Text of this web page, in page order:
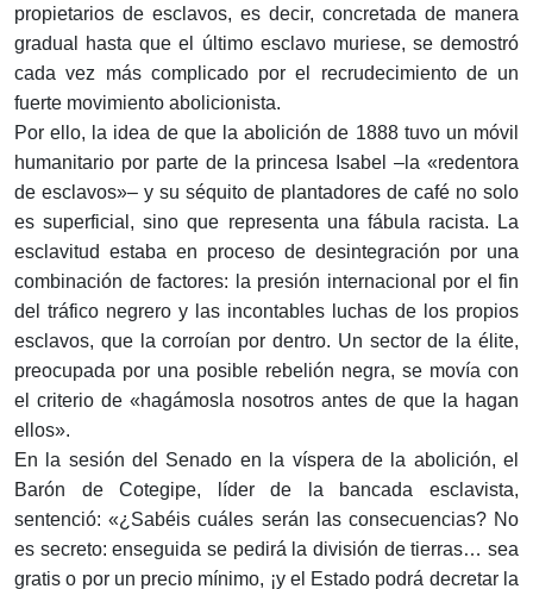
propietarios de esclavos, es decir, concretada de manera
gradual hasta que el último esclavo muriese, se demostró
cada vez más complicado por el recrudecimiento de un
fuerte movimiento abolicionista.
Por ello, la idea de que la abolición de 1888 tuvo un móvil
humanitario por parte de la princesa Isabel –la «redentora
de esclavos»– y su séquito de plantadores de café no solo
es superficial, sino que representa una fábula racista. La
esclavitud estaba en proceso de desintegración por una
combinación de factores: la presión internacional por el fin
del tráfico negrero y las incontables luchas de los propios
esclavos, que la corroían por dentro. Un sector de la élite,
preocupada por una posible rebelión negra, se movía con
el criterio de «hagámosla nosotros antes de que la hagan
ellos».
En la sesión del Senado en la víspera de la abolición, el
Barón de Cotegipe, líder de la bancada esclavista,
sentenció: «¿Sabéis cuáles serán las consecuencias? No
es secreto: enseguida se pedirá la división de tierras… sea
gratis o por un precio mínimo, ¡y el Estado podrá decretar la